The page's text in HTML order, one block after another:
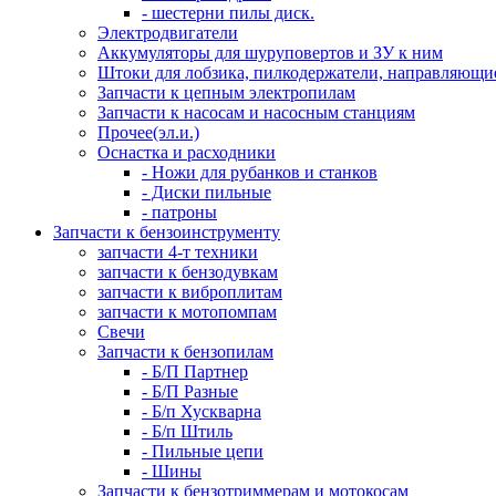
- шестерни пилы диск.
Электродвигатели
Аккумуляторы для шуруповертов и ЗУ к ним
Штоки для лобзика, пилкодержатели,
Запчасти к цепным электропилам
Запчасти к насосам и насосным станциям
Прочее(эл.и.)
Оснастка и расходники
- Ножи для рубанков и станков
- Диски пильные
- патроны
Запчасти к бензоинструменту
запчасти 4-т техники
запчасти к бензодувкам
запчасти к виброплитам
запчасти к мотопомпам
Свечи
Запчасти к бензопилам
- Б/П Партнер
- Б/П Разные
- Б/п Хускварна
- Б/п Штиль
- Пильные цепи
- Шины
Запчасти к бензотриммерам и мотокосам